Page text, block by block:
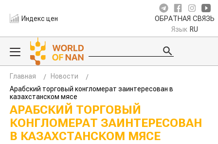
Индекс цен ОБРАТНАЯ СВЯЗЬ
Язык RU
Главная
Новости
Арабский торговый конгломерат заинтересован в
казахстанском мясе
АРАБСКИЙ ТОРГОВЫЙ
КОНГЛОМЕРАТ ЗАИНТЕРЕСОВАН
В КАЗАХСТАНСКОМ МЯСЕ